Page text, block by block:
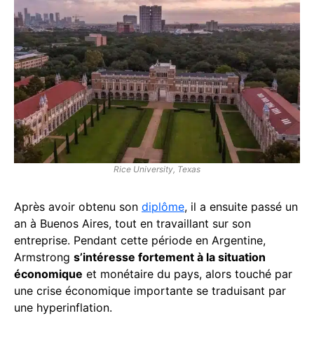
Rice University, Texas
Après avoir obtenu son diplôme, il a ensuite passé un
an à Buenos Aires, tout en travaillant sur son
entreprise. Pendant cette période en Argentine,
Armstrong s’intéresse fortement à la situation
économique et monétaire du pays, alors touché par
une crise économique importante se traduisant par
une hyperinflation.